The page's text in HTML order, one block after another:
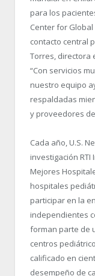
para los
Center for
contacto central
Torres, directora
“Con servicios
nuestro equipo
respaldadas
y proveedores
Cada año, U.S.
investigación
Mejores
hospitales
participar en la
independientes
forman parte de
centros
calificado en
desempeño de